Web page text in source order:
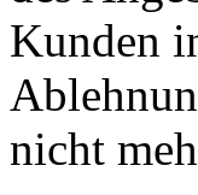
Kunden
nicht